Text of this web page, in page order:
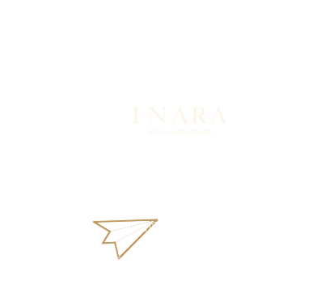
inara18k@gmail.com
Términos y Condiciones.